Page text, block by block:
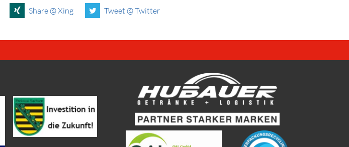
Share @ Xing Tweet @ Twitter